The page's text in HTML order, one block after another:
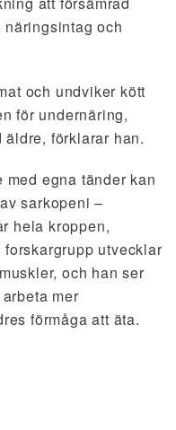
och
och undviker kött
för undernäring,
förklarar han.
egna tänder kan
sarkopeni –
hela kroppen,
utvecklar
och han ser
mer
förmåga att äta.